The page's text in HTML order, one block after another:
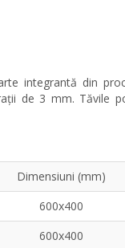
integrantă din
de 3 mm. Tăvile
Dimensiuni (mm)
600x400
600x400